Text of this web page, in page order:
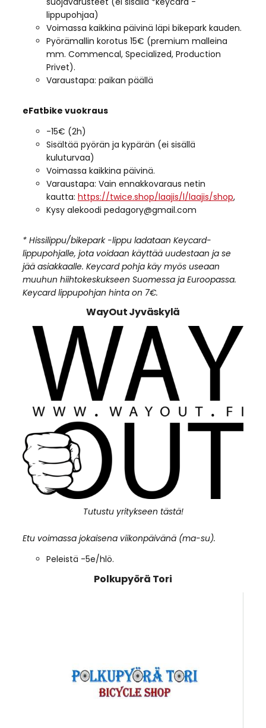
lippupohjaa)
Voimassa kaikkina päivinä läpi bikepark kauden.
Pyörämallin korotus 15€ (premium malleina
mm. Commencal, Specialized, Production
Privet).
Varaustapa: paikan päällä
eFatbike vuokraus
-15€ (2h)
Sisältää pyörän ja kypärän (ei sisällä
kuluturvaa)
Voimassa kaikkina päivinä.
Varaustapa: Vain ennakkovaraus netin
kautta: https://twice.shop/laajis/l/laajis/shop,
Kysy alekoodi pedagory@gmail.com
* Hissilippu/bikepark -lippu ladataan Keycard-
lippupohjalle, jota voidaan käyttää uudestaan ja se
jää asiakkaalle. Keycard pohja käy myös useaan
muuhun hiihtokeskukseen Suomessa ja Euroopassa.
Keycard lippupohjan hinta on 7€.
WayOut Jyväskylä
Tutustu yritykseen tästä!
Etu voimassa jokaisena viikonpäivänä (ma-su).
Peleistä -5e/hlö.
Polkupyörä Tori